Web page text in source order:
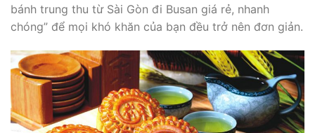
bánh trung thu từ Sài Gòn đi Busan giá rẻ, nhanh
chóng” để mọi khó khăn của bạn đều trở nên đơn giản.